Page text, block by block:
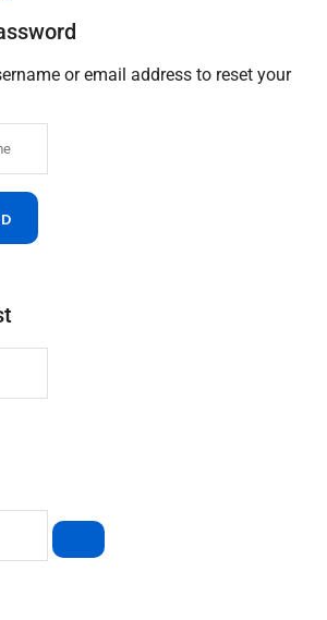
or email address to reset your